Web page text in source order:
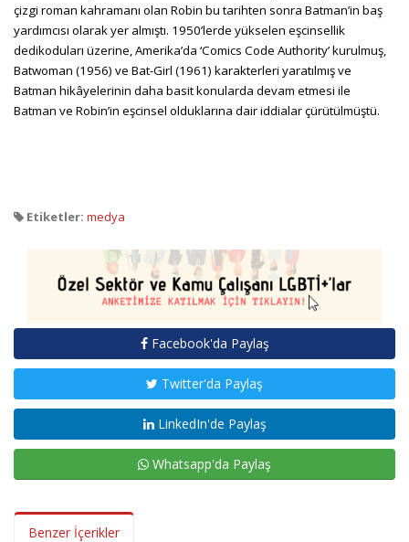
çizgi roman kahramanı olan Robin bu tarihten sonra Batman’in baş
yardımcısı olarak yer almıştı. 1950’lerde yükselen eşcinsellik
dedikoduları üzerine, Amerika’da ‘Comics Code Authority’ kurulmuş,
Batwoman (1956) ve Bat-Girl (1961) karakterleri yaratılmış ve
Batman hikâyelerinin daha basit konularda devam etmesi ile
Batman ve Robin’in eşcinsel olduklarına dair iddialar çürütülmüştü.
Etiketler: medya
Facebook'da Paylaş
Twitter'da Paylaş
LinkedIn'de Paylaş
Whatsapp'da Paylaş
Benzer İçerikler